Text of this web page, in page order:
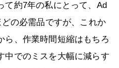
て約7年の私にとって、Ad
の必需品ですが、これか
ら、作業時間短縮はもちろ
中でのミスを大幅に減らす